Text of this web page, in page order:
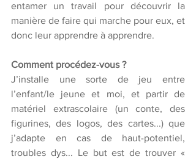
entamer un travail pour découvrir la
manière de faire qui marche pour eux, et
donc leur apprendre à apprendre.
Comment procédez-vous ?
J’installe une sorte de jeu entre
l’enfant/le jeune et moi, et partir de
matériel extrascolaire (un conte, des
figurines, des logos, des cartes...) que
j’adapte en cas de haut-potentiel,
troubles dys... Le but est de trouver «